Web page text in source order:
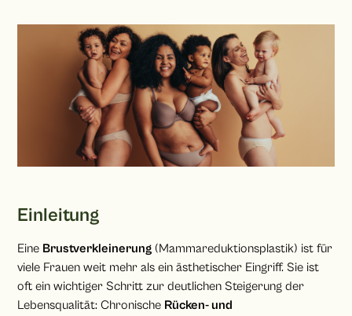
Einleitung
Eine Brustverkleinerung (Mammareduktionsplastik) ist für
viele Frauen weit mehr als ein ästhetischer Eingriff. Sie ist
oft ein wichtiger Schritt zur deutlichen Steigerung der
Lebensqualität: Chronische Rücken- und